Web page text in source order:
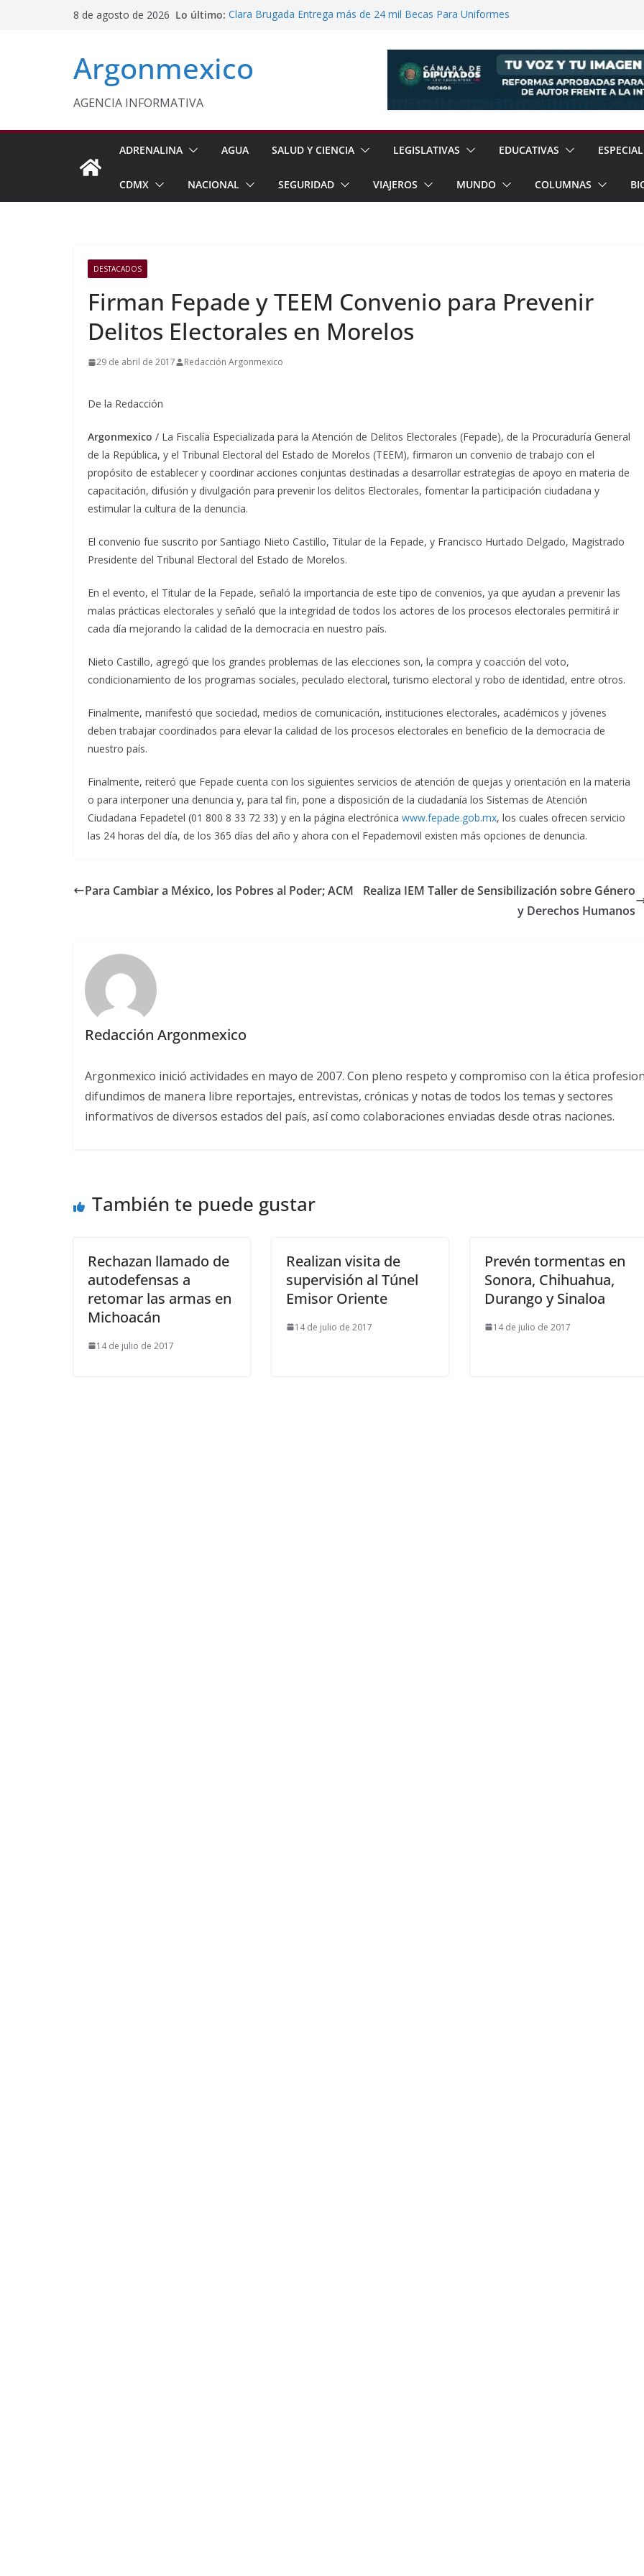
8 de agosto de 2026 Lo último: Clara Brugada Entrega más de 24 mil Becas Para Uniformes
Chimalhuacán
Sheinbaum Entrega Pensión Mujeres Bienestar a
y Perú
Argonmexico
AGENCIA INFORMATIVA
ADRENALINA AGUA SALUD Y CIENCIA LEGISLATIVAS EDUCATIVAS
CDMX NACIONAL SEGURIDAD VIAJEROS MUNDO COLUMNAS
DESTACADOS
Firman Fepade y TEEM Convenio para Prevenir
Delitos Electorales en Morelos
29 de abril de 2017 Redacción Argonmexico
De la Redacción
Argonmexico / La Fiscalía Especializada para la Atención de Delitos Electorales (Fepade), de la Procuraduría General
de la República, y el Tribunal Electoral del Estado de Morelos (TEEM), firmaron un convenio de trabajo con el
propósito de establecer y coordinar acciones conjuntas destinadas a desarrollar estrategias de apoyo en materia de
capacitación, difusión y divulgación para prevenir los delitos Electorales, fomentar la participación ciudadana y
estimular la cultura de la denuncia.
El convenio fue suscrito por Santiago Nieto Castillo, Titular de la Fepade, y Francisco Hurtado Delgado, Magistrado
Presidente del Tribunal Electoral del Estado de Morelos.
En el evento, el Titular de la Fepade, señaló la importancia de este tipo de convenios, ya que ayudan a prevenir las
malas prácticas electorales y señaló que la integridad de todos los actores de los procesos electorales permitirá ir
cada día mejorando la calidad de la democracia en nuestro país.
Nieto Castillo, agregó que los grandes problemas de las elecciones son, la compra y coacción del voto,
condicionamiento de los programas sociales, peculado electoral, turismo electoral y robo de identidad, entre otros.
Finalmente, manifestó que sociedad, medios de comunicación, instituciones electorales, académicos y jóvenes
deben trabajar coordinados para elevar la calidad de los procesos electorales en beneficio de la democracia de
nuestro país.
Finalmente, reiteró que Fepade cuenta con los siguientes servicios de atención de quejas y orientación en la materia
o para interponer una denuncia y, para tal fin, pone a disposición de la ciudadanía los Sistemas de Atención
Ciudadana Fepadetel (01 800 8 33 72 33) y en la página electrónica www.fepade.gob.mx, los cuales ofrecen servicio
las 24 horas del día, de los 365 días del año y ahora con el Fepademovil existen más opciones de denuncia.
Para Cambiar a México, los Pobres al Poder; ACM
Realiza IEM Taller de Sensibilización sobre Género
y Derechos Humanos
Redacción Argonmexico
Argonmexico inició actividades en mayo de 2007. Con pleno respeto y compromiso con la ética
difundimos de manera libre reportajes, entrevistas, crónicas y notas de todos los temas y sectores
informativos de diversos estados del país, así como colaboraciones enviadas desde otras naciones.
También te puede gustar
Rechazan llamado de
autodefensas a
retomar las armas en
Michoacán
14 de julio de 2017
Realizan visita de
supervisión al Túnel
Emisor Oriente
14 de julio de 2017
Prevén tormentas en
Sonora, Chihuahua,
Durango y Sinaloa
14 de julio de 2017